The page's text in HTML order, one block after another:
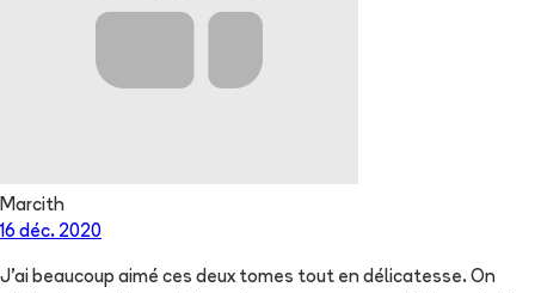
Marcith
16 déc. 2020
J'ai beaucoup aimé ces deux tomes tout en délicatesse. On